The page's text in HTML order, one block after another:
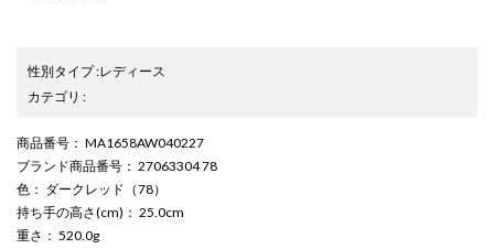
性別タイプ:レディース
カテゴリ :
商品番号 ： MA1658AW040227
ブランド商品番号 ： 27063304 78
色 ： ダークレッド（78）
持ち手の高さ(cm) ： 25.0cm
重さ ： 520.0g